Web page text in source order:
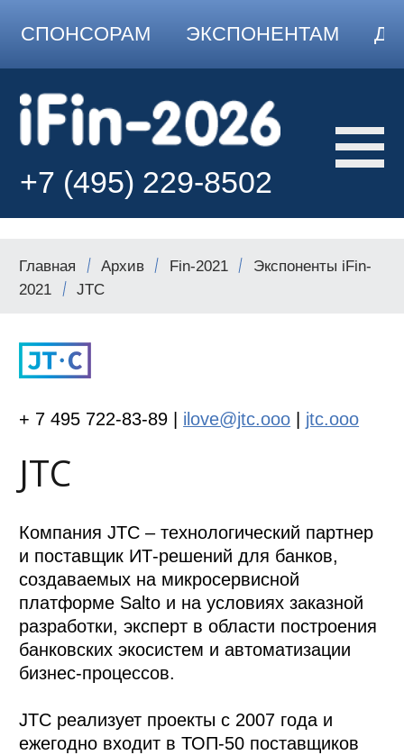
СПОНСОРАМ ЭКСПОНЕНТАМ
+7 (495) 229-8502
Главная Архив Fin-2021
Экспоненты iFin-
2021
JTC
+ 7 495 722-83-89 | ilove@jtc.ooo jtc.ooo
JTC
Компания JTC – технологический партнер
и поставщик ИТ-решений для банков,
создаваемых на микросервисной
платформе Salto и на условиях заказной
разработки, эксперт в области построения
банковских экосистем и автоматизации
бизнес-процессов.
JTC реализует проекты с 2007 года и
ежегодно входит в ТОП-50 поставщиков